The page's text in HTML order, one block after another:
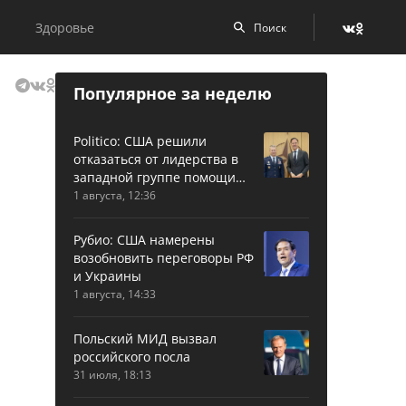
Здоровье
Популярное за неделю
Politico: США решили
отказаться от лидерства в
западной группе помощи
Украине
1 августа, 12:36
Рубио: США намерены
возобновить переговоры РФ
и Украины
1 августа, 14:33
Польский МИД вызвал
российского посла
31 июля, 18:13